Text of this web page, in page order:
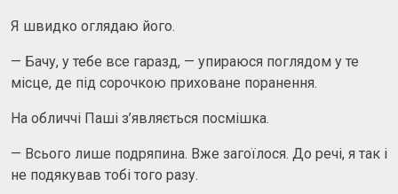
Я швидко оглядаю його.
— Бачу, у тебе все гаразд, — упираюся поглядом у те
місце, де під сорочкою приховане поранення.
На обличчі Паші з’являється посмішка.
— Всього лише подряпина. Вже загоїлося. До речі, я так і
не подякував тобі того разу.